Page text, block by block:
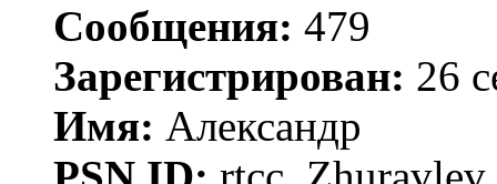
Сообщения: 479
Зарегистрирован: 26
Имя: Александр